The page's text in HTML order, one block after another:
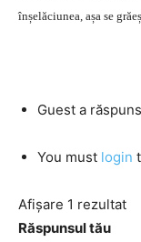
înșelăciunea, așa se
Guest a răspuns
You must login
Afișare 1 rezultat
Răspunsul tău